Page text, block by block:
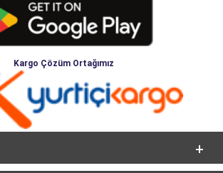
Kargo Çözüm Ortağımız